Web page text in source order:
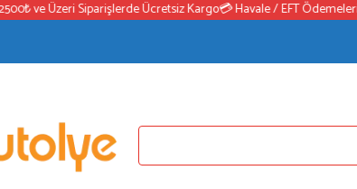
ve Üzeri Siparişlerde Ücretsiz Kargo💳 Havale / EFT